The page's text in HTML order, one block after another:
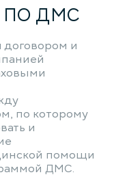
ПО ДМС
и
по которому
и
помощи
ДМС.